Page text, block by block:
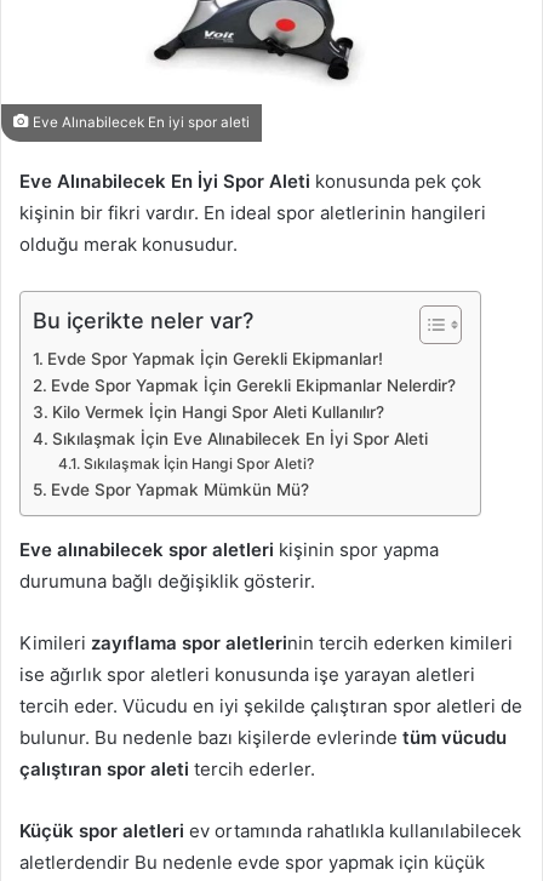
Eve Alınabilecek En iyi spor aleti
Eve Alınabilecek En İyi Spor Aleti konusunda pek çok
kişinin bir fikri vardır. En ideal spor aletlerinin hangileri
olduğu merak konusudur.
Bu içerikte neler var?
Evde Spor Yapmak İçin Gerekli Ekipmanlar!
Evde Spor Yapmak İçin Gerekli Ekipmanlar Nelerdir?
Kilo Vermek İçin Hangi Spor Aleti Kullanılır?
Sıkılaşmak İçin Eve Alınabilecek En İyi Spor Aleti
Sıkılaşmak İçin Hangi Spor Aleti?
Evde Spor Yapmak Mümkün Mü?
Eve alınabilecek spor aletleri kişinin spor yapma
durumuna bağlı değişiklik gösterir.
Kimileri zayıflama spor aletlerinin tercih ederken kimileri
ise ağırlık spor aletleri konusunda işe yarayan aletleri
tercih eder. Vücudu en iyi şekilde çalıştıran spor aletleri de
bulunur. Bu nedenle bazı kişilerde evlerinde tüm vücudu
çalıştıran spor aleti tercih ederler.
Küçük spor aletleri ev ortamında rahatlıkla kullanılabilecek
aletlerdendir Bu nedenle evde spor yapmak için küçük